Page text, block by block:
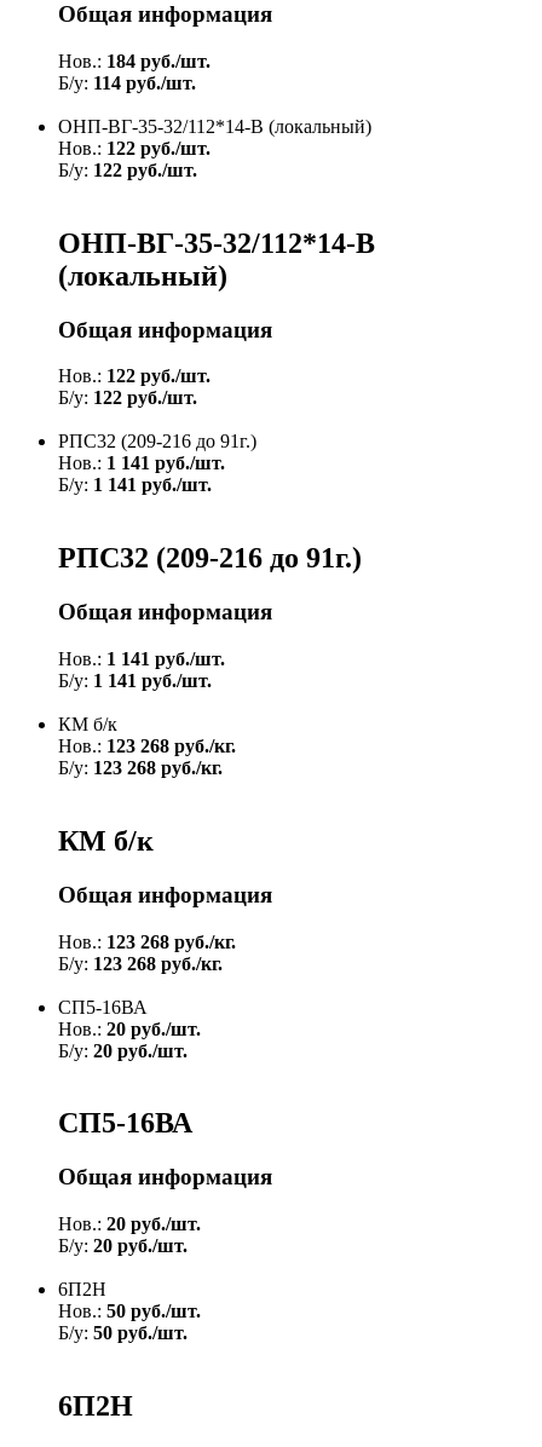
Общая информация
Нов.: 184 руб./шт.
Б/у: 114 руб./шт.
ОНП-ВГ-35-32/112*14-В (локальный)
Нов.: 122 руб./шт.
Б/у: 122 руб./шт.
ОНП-ВГ-35-32/112*14-В
(локальный)
Общая информация
Нов.: 122 руб./шт.
Б/у: 122 руб./шт.
РПС32 (209-216 до 91г.)
Нов.: 1 141 руб./шт.
Б/у: 1 141 руб./шт.
РПС32 (209-216 до 91г.)
Общая информация
Нов.: 1 141 руб./шт.
Б/у: 1 141 руб./шт.
КМ б/к
Нов.: 123 268 руб./кг.
Б/у: 123 268 руб./кг.
КМ б/к
Общая информация
Нов.: 123 268 руб./кг.
Б/у: 123 268 руб./кг.
СП5-16ВА
Нов.: 20 руб./шт.
Б/у: 20 руб./шт.
СП5-16ВА
Общая информация
Нов.: 20 руб./шт.
Б/у: 20 руб./шт.
6П2Н
Нов.: 50 руб./шт.
Б/у: 50 руб./шт.
6П2Н